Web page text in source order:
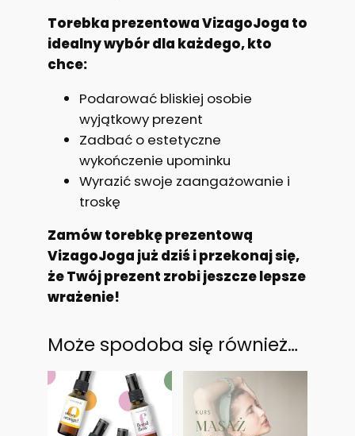
Torebka prezentowa VizagoJoga to
idealny wybór dla każdego, kto
chce:
Podarować bliskiej osobie
wyjątkowy prezent
Zadbać o estetyczne
wykończenie upominku
Wyrazić swoje zaangażowanie i
troskę
Zamów torebkę prezentową
VizagoJoga już dziś i przekonaj się,
że Twój prezent zrobi jeszcze lepsze
wrażenie!
Może spodoba się również…